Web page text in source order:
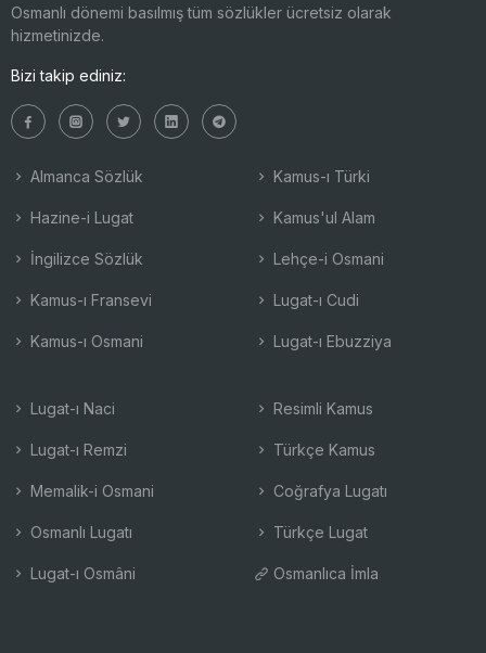
Osmanlı dönemi basılmış tüm sözlükler ücretsiz olarak
hizmetinizde.
Bizi takip ediniz:
Almanca Sözlük
Hazine-i Lugat
İngilizce Sözlük
Kamus-ı Fransevi
Kamus-ı Osmani
Kamus-ı Türki
Kamus'ul Alam
Lehçe-i Osmani
Lugat-ı Cudi
Lugat-ı Ebuzziya
Lugat-ı Naci
Lugat-ı Remzi
Memalik-i Osmani
Osmanlı Lugatı
Lugat-ı Osmâni
Resimli Kamus
Türkçe Kamus
Coğrafya Lugatı
Türkçe Lugat
Osmanlıca İmla